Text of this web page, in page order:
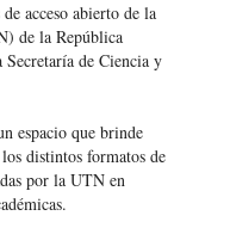
acceso abierto de la
de la República
de Ciencia y
espacio que brinde
distintos formatos de
por la UTN en